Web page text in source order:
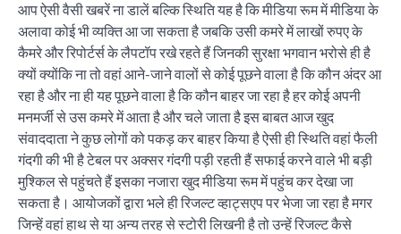
आप ऐसी वैसी खबरें ना डालें बल्कि स्थिति यह है कि मीडिया रूम में मीडिया के
अलावा कोई भी व्यक्ति आ जा सकता है जबकि उसी कमरे में लाखों रुपए के
कैमरे और रिपोर्टर्स के लैपटॉप रखे रहते हैं जिनकी सुरक्षा भगवान भरोसे ही है
क्यों क्योंकि ना तो वहां आने-जाने वालों से कोई पूछने वाला है कि कौन अंदर आ
रहा है और ना ही यह पूछने वाला है कि कौन बाहर जा रहा है हर कोई अपनी
मनमर्जी से उस कमरे में आता है और चले जाता है इस बाबत आज खुद
संवाददाता ने कुछ लोगों को पकड़ कर बाहर किया है ऐसी ही स्थिति वहां फैली
गंदगी की भी है टेबल पर अक्सर गंदगी पड़ी रहती हैं सफाई करने वाले भी बड़ी
मुश्किल से पहुंचते हैं इसका नजारा खुद मीडिया रूम में पहुंच कर देखा जा
सकता है। आयोजकों द्वारा भले ही रिजल्ट व्हाट्सएप पर भेजा जा रहा है मगर
जिन्हें वहां हाथ से या अन्य तरह से स्टोरी लिखनी है‌ तो उन्हें रिजल्ट कैसे